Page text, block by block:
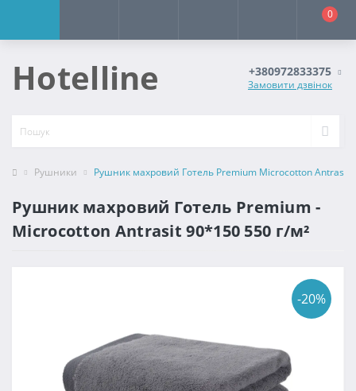
0
Hotelline +380972833375
Замовити дзвінок
Рушники Рушник махровий Готель Premium Microcotton Antrasit
Рушник махровий Готель Premium -
Microcotton Antrasit 90*150 550 г/м²
-20%